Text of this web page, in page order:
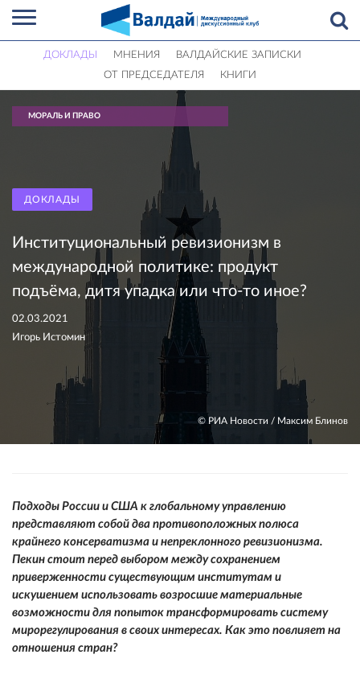
ДОКЛАДЫ МНЕНИЯ
ВАЛДАЙСКИЕ ЗАПИСКИ
ОТ ПРЕДСЕДАТЕЛЯ
КНИГИ
МОРАЛЬ И ПРАВО
ДОКЛАДЫ
Институциональный ревизионизм в
международной политике: продукт
подъёма, дитя упадка или что-то иное?
02.03.2021
Игорь Истомин
© РИА Новости / Максим Блинов
Подходы России и США к глобальному управлению
представляют собой два противоположных полюса
крайнего консерватизма и непреклонного ревизионизма.
Пекин стоит перед выбором между сохранением
приверженности существующим институтам и
искушением использовать возросшие материальные
возможности для попыток трансформировать систему
мирорегулирования в своих интересах. Как это повлияет на
отношения стран?